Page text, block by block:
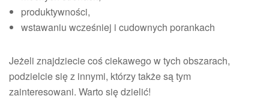
produktywności,
wstawaniu wcześniej i cudownych porankach
Jeżeli znajdziecie coś ciekawego w tych obszarach,
podzielcie się z innymi, którzy także są tym
zainteresowani. Warto się dzielić!